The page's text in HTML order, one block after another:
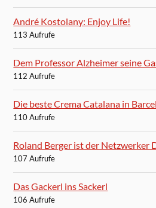
André Kostolany: Enjoy Life!
113 Aufrufe
Dem Professor Alzheimer seine
112 Aufrufe
Die beste Crema Catalana in
110 Aufrufe
Roland Berger ist der Netzwerker
107 Aufrufe
Das Gackerl ins Sackerl
106 Aufrufe